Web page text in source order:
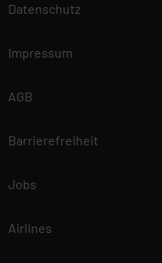
Datenschutz
Impressum
AGB
Barrierefreiheit
Jobs
Airlines